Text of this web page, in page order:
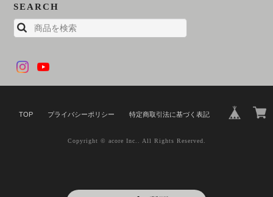
SEARCH
TOP プライバシーポリシー 特定商取引法に基づく表記
Copyright © acore Inc.. All Rights Reserved.